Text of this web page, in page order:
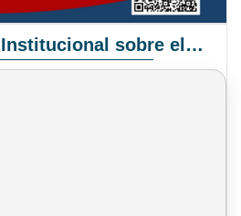
Pronunciamiento Institucional sobre el Proyecto de Ley N° 068/2025-2026 C.S.